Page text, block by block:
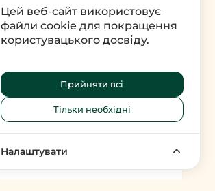
Цей веб-сайт використовує
файли cookie для покращення
користувацького досвіду.
Прийняти всі
Тільки необхідні
Налаштувати